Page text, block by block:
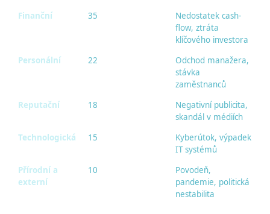
Finanční 35
Nedostatek cash-
flow, ztráta
klíčového investora
Personální
22
Odchod manažera,
stávka
zaměstnanců
Reputační
18
Negativní publicita,
skandál v médiích
Technologická
15
Kyberútok, výpadek
IT systémů
Přírodní a
externí
10
Povodeň,
pandemie, politická
nestabilita